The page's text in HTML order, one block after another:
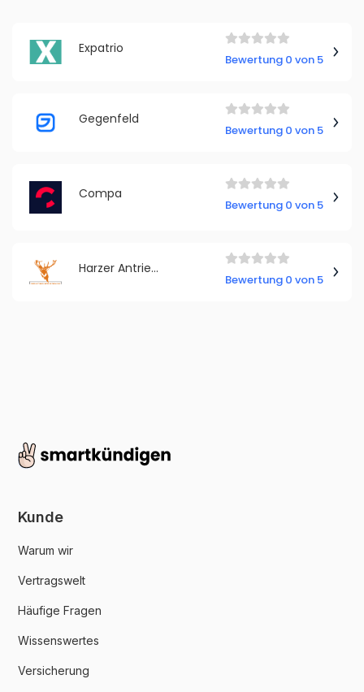
Expatrio
Bewertung 0 von 5
Gegenfeld
Bewertung 0 von 5
Compa
Bewertung 0 von 5
Harzer Antriebstechnik GmbH
Bewertung 0 von 5
Kunde
Warum wir
Vertragswelt
Häufige Fragen
Wissenswertes
Versicherung